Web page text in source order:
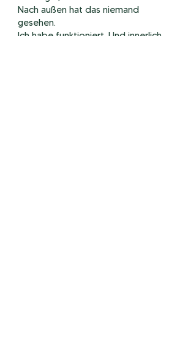
Nach außen hat das niemand
gesehen.
Ich habe funktioniert. Und innerlich